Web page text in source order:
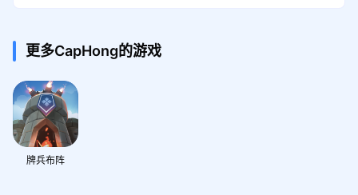
更多CapHong的游戏
牌兵布阵